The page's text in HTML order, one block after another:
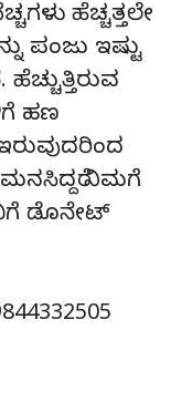
ಹೆಚ್ಚತ್ತಲೇ
ಪಂಜು ಇಷ್ಟು
ಹಣ
ನಿಮಗೆ
ಡೊನೇಟ್‌